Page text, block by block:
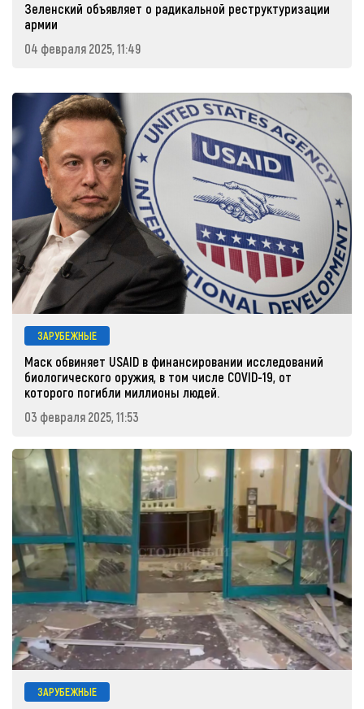
Зеленский объявляет о радикальной реструктуризации
армии
04 февраля 2025, 11:49
ЗАРУБЕЖНЫЕ
Маск обвиняет USAID в финансировании исследований
биологического оружия, в том числе COVID-19, от
которого погибли миллионы людей.
03 февраля 2025, 11:53
ЗАРУБЕЖНЫЕ